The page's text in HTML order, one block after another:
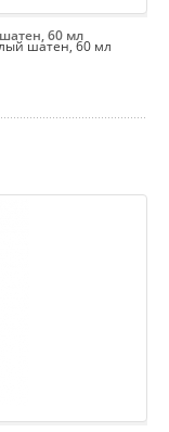
шатен, 60 мл
60 мл